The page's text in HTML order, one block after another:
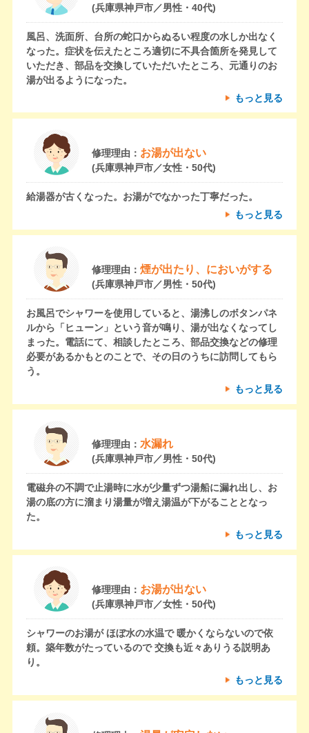
(兵庫県神戸市／男性・40代)
風呂、洗面所、台所の蛇口からぬるい程度の水しか出なく
なった。症状を伝えたところ適切に不具合箇所を発見して
いただき、部品を交換していただいたところ、元通りのお
湯が出るようになった。
もっと見る
修理理由： お湯が出ない
(兵庫県神戸市／女性・50代)
給湯器が古くなった。お湯がでなかった丁寧だった。
もっと見る
修理理由： 煙が出たり、においがする
(兵庫県神戸市／男性・50代)
お風呂でシャワーを使用していると、湯沸しのボタンパネ
ルから「ヒューン」という音が鳴り、湯が出なくなってし
まった。電話にて、相談したところ、部品交換などの修理
必要があるかもとのことで、その日のうちに訪問してもら
う。
もっと見る
修理理由： 水漏れ
(兵庫県神戸市／男性・50代)
電磁弁の不調で止湯時に水が少量ずつ湯船に漏れ出し、お
湯の底の方に溜まり湯量が増え湯温が下がることとなっ
た。
もっと見る
修理理由： お湯が出ない
(兵庫県神戸市／女性・50代)
シャワーのお湯が ほぼ水の水温で 暖かくならないので依
頼。築年数がたっているので 交換も近々ありうる説明あ
り。
もっと見る